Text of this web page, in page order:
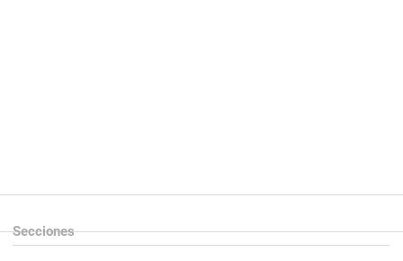
Secciones